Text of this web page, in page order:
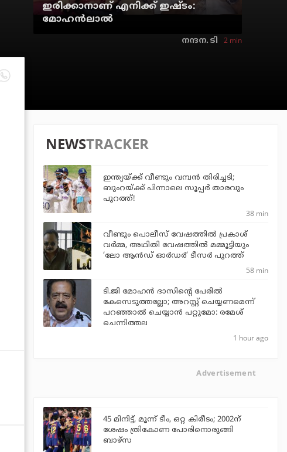
ഇരിക്കാനാണ് എനിക്ക് ഇഷ്ടം:
മോഹൻലാൽ
നന്ദന. ടി 2 min
NEWSTRACKER
ഇന്ത്യയ്ക്ക് വീണ്ടും വമ്പന്‍ തിരിച്ചടി;
ബുംറയ്ക്ക് പിന്നാലെ സൂപ്പര്‍ താരവും
പുറത്ത്!
38 min
വീണ്ടും പൊലീസ് വേഷത്തിൽ പ്രകാശ്
വർമ്മ, അഥിതി വേഷത്തിൽ മമ്മൂട്ടിയും
‘ലോ ആൻഡ് ഓർഡർ’ ടീസർ പുറത്ത്
58 min
ടി.ജി മോഹന്‍ ദാസിന്റെ പേരില്‍
കേസെടുത്തല്ലോ; അറസ്റ്റ് ചെയ്യണമെന്ന്
പറഞ്ഞാല്‍ ചെയ്യാന്‍ പറ്റുമോ: രമേശ്
ചെന്നിത്തല
1 hour ago
Advertisement
45 മിനിട്ട്, മൂന്ന് ടീം, ഒറ്റ കിരീടം; 2002ന്
ശേഷം ത്രികോണ പോരിനൊരുങ്ങി
ബാഴ്‌സ